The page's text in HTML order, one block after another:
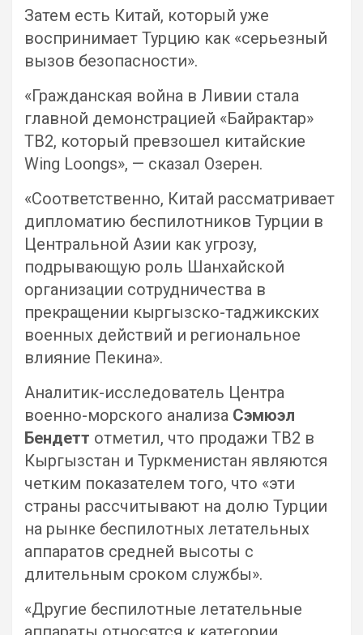
Затем есть Китай, который уже
воспринимает Турцию как «серьезный
вызов безопасности».
«Гражданская война в Ливии стала
главной демонстрацией «Байрактар»
TB2, который превзошел китайские
Wing Loongs», — сказал Озерен.
«Соответственно, Китай рассматривает
дипломатию беспилотников Турции в
Центральной Азии как угрозу,
подрывающую роль Шанхайской
организации сотрудничества в
прекращении кыргызско-таджикских
военных действий и региональное
влияние Пекина».
Аналитик-исследователь Центра
военно-морского анализа Сэмюэл
Бендетт отметил, что продажи TB2 в
Кыргызстан и Туркменистан являются
четким показателем того, что «эти
страны рассчитывают на долю Турции
на рынке беспилотных летательных
аппаратов средней высоты с
длительным сроком службы».
«Другие беспилотные летательные